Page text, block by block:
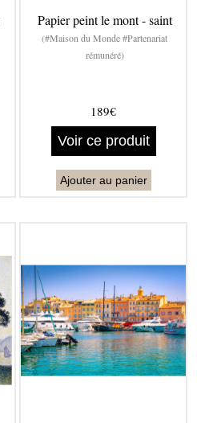
Papier peint le mont - saint
(#Maison du Monde #Partenariat
rémunéré)
189€
Voir ce produit
Ajouter au panier